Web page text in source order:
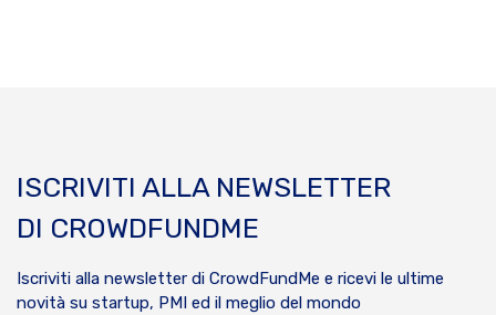
ISCRIVITI ALLA NEWSLETTER
DI CROWDFUNDME
Iscriviti alla newsletter di CrowdFundMe e ricevi le ultime
novità su startup, PMI ed il meglio del mondo